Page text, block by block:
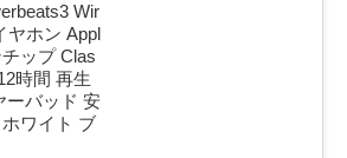
Wir
ヤホン Appl
ップ Clas
時間 再生
ーバッド 安
ワイト ブ